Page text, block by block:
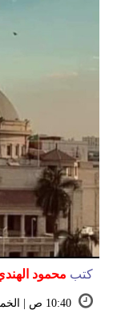
كتب محمود
10:40 ص | الخميس 11 يونيو 2026